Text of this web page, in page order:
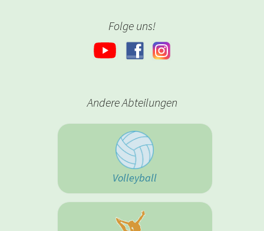
Folge uns!
Andere Abteilungen
Volleyball